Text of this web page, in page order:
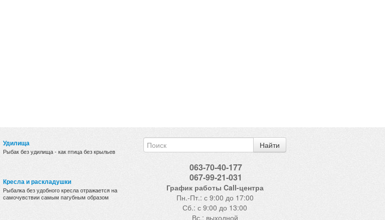
Удилища
Рыбак без удилища - как птица без крыльев
Кресла и раскладушки
Рыбалка без удобного кресла отражается на
самочувствии самым пагубным образом
Найти
063-70-40-177
067-99-21-031
График работы Call-центра
Пн.-Пт.: с 9:00 до 17:00
Сб.: с 9:00 до 13:00
Вс.: выходной